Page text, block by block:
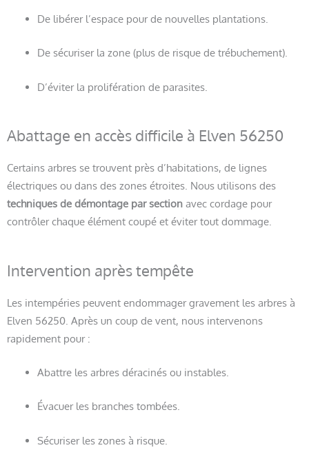
De libérer l’espace pour de nouvelles plantations.
De sécuriser la zone (plus de risque de trébuchement).
D’éviter la prolifération de parasites.
Abattage en accès difficile à Elven 56250
Certains arbres se trouvent près d’habitations, de lignes
électriques ou dans des zones étroites. Nous utilisons des
techniques de démontage par section avec cordage pour
contrôler chaque élément coupé et éviter tout dommage.
Intervention après tempête
Les intempéries peuvent endommager gravement les arbres à
Elven 56250. Après un coup de vent, nous intervenons
rapidement pour :
Abattre les arbres déracinés ou instables.
Évacuer les branches tombées.
Sécuriser les zones à risque.